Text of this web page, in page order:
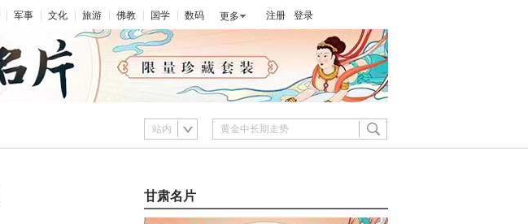
军事 文化 旅游 佛教 国学 数码 更多 注册 登录
站内
甘肃名片